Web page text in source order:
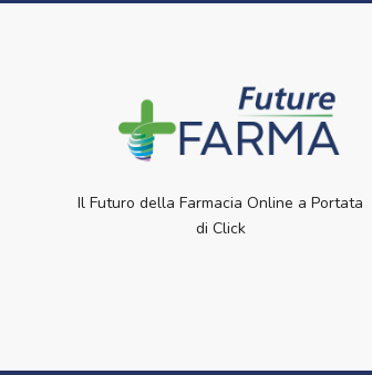
Il Futuro della Farmacia Online a Portata
di Click